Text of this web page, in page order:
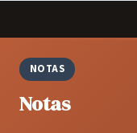
NOTAS
Notas